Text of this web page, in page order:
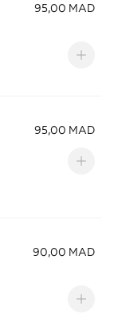
95,00 MAD
95,00 MAD
90,00 MAD